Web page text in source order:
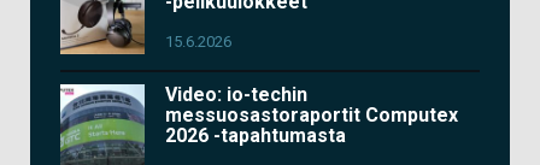
15.6.2026
Video: io-techin
messuosastoraportit Computex
2026 -tapahtumasta